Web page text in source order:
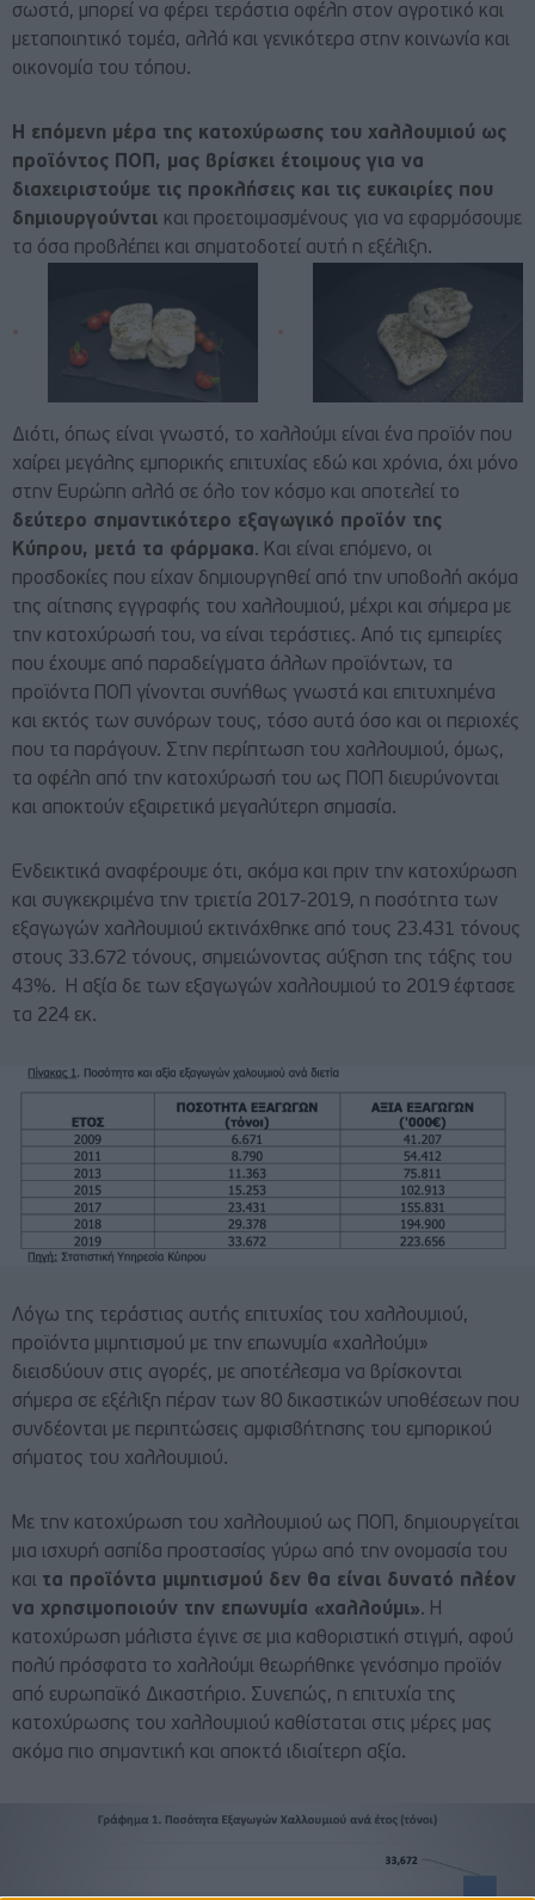
σωστά, μπορεί να φέρει τεράστια οφέλη στον αγροτικό και
μεταποιητικό τομέα, αλλά και γενικότερα στην κοινωνία και
οικονομία του τόπου.
Η επόμενη μέρα της κατοχύρωσης του χαλλουμιού ως
προϊόντος ΠΟΠ, μας βρίσκει έτοιμους για να
διαχειριστούμε τις προκλήσεις και τις ευκαιρίες που
δημιουργούνται και προετοιμασμένους για να εφαρμόσουμε
τα όσα προβλέπει και σηματοδοτεί αυτή η εξέλιξη.
Διότι, όπως είναι γνωστό, το χαλλούμι είναι ένα προϊόν που
χαίρει μεγάλης εμπορικής επιτυχίας εδώ και χρόνια, όχι μόνο
στην Ευρώπη αλλά σε όλο τον κόσμο και αποτελεί το
δεύτερο σημαντικότερο εξαγωγικό προϊόν της
Κύπρου, μετά τα φάρμακα. Και είναι επόμενο, οι
προσδοκίες που είχαν δημιουργηθεί από την υποβολή ακόμα
της αίτησης εγγραφής του χαλλουμιού, μέχρι και σήμερα με
την κατοχύρωσή του, να είναι τεράστιες. Από τις εμπειρίες
που έχουμε από παραδείγματα άλλων προϊόντων, τα
προϊόντα ΠΟΠ γίνονται συνήθως γνωστά και επιτυχημένα
και εκτός των συνόρων τους, τόσο αυτά όσο και οι περιοχές
που τα παράγουν. Στην περίπτωση του χαλλουμιού, όμως,
τα οφέλη από την κατοχύρωσή του ως ΠΟΠ διευρύνονται
και αποκτούν εξαιρετικά μεγαλύτερη σημασία.
Ενδεικτικά αναφέρουμε ότι, ακόμα και πριν την κατοχύρωση
και συγκεκριμένα την τριετία 2017-2019, η ποσότητα των
εξαγωγών χαλλουμιού εκτινάχθηκε από τους 23.431 τόνους
στους 33.672 τόνους, σημειώνοντας αύξηση της τάξης του
43%. Η αξία δε των εξαγωγών χαλλουμιού το 2019 έφτασε
τα 224 εκ.
Λόγω της τεράστιας αυτής επιτυχίας του χαλλουμιού,
προϊόντα μιμητισμού με την επωνυμία «χαλλούμι»
διεισδύουν στις αγορές, με αποτέλεσμα να βρίσκονται
σήμερα σε εξέλιξη πέραν των 80 δικαστικών υποθέσεων που
συνδέονται με περιπτώσεις αμφισβήτησης του εμπορικού
σήματος του χαλλουμιού.
Με την κατοχύρωση του χαλλουμιού ως ΠΟΠ, δημιουργείται
μια ισχυρή ασπίδα προστασίας γύρω από την ονομασία του
και τα προϊόντα μιμητισμού δεν θα είναι δυνατό πλέον
να χρησιμοποιούν την επωνυμία «χαλλούμι». Η
κατοχύρωση μάλιστα έγινε σε μια καθοριστική στιγμή, αφού
πολύ πρόσφατα το χαλλούμι θεωρήθηκε γενόσημο προϊόν
από ευρωπαϊκό Δικαστήριο. Συνεπώς, η επιτυχία της
κατοχύρωσης του χαλλουμιού καθίσταται στις μέρες μας
ακόμα πιο σημαντική και αποκτά ιδιαίτερη αξία.